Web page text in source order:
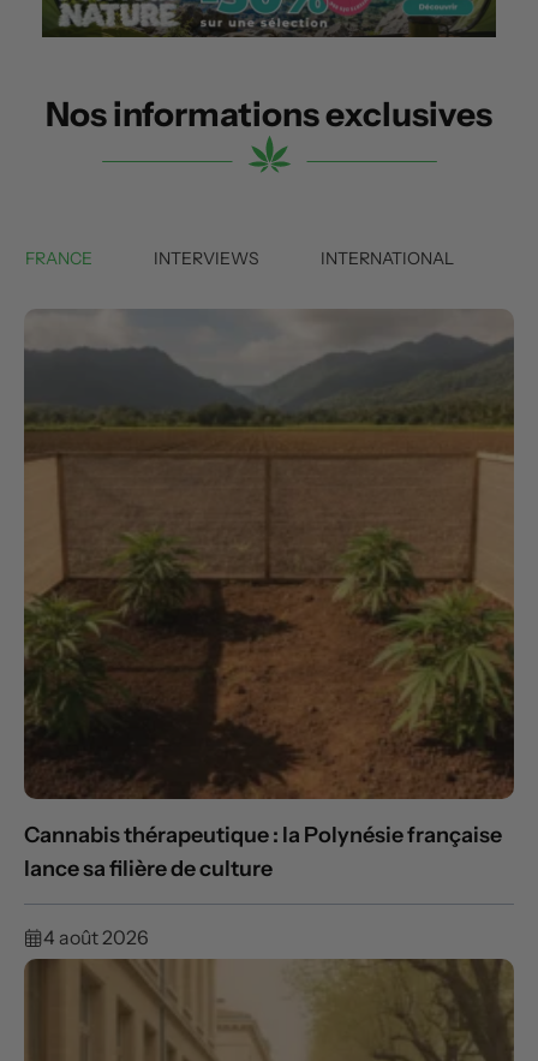
Nos informations exclusives
FRANCE INTERVIEWS INTERNATIONAL
Cannabis thérapeutique : la Polynésie française
lance sa filière de culture
4 août 2026